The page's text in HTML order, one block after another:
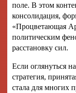
поле. В этом
консолидация,
«Процветающая
политическим
расстановку сил.
Если оглянуться
стратегия,
стала для многих